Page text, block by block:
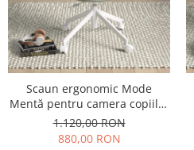
Scaun ergonomic Mode
Mentă pentru camera copiilor
– confort, design modern și
reglabil pe înălțime
1.120,00 RON
880,00 RON